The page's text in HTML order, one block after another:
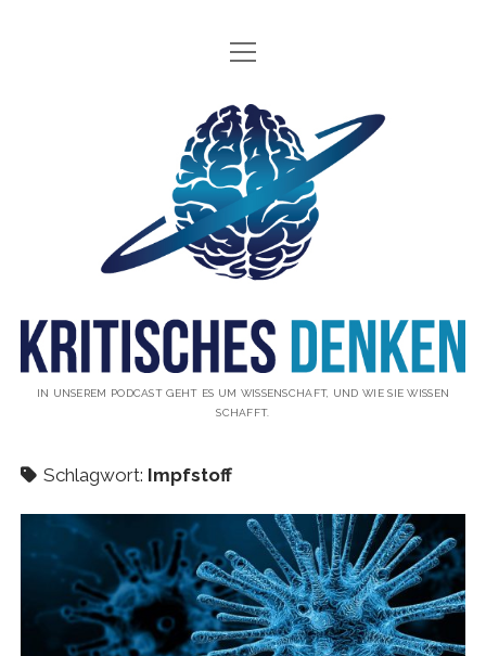
INFO
ÜBER UNS
WAS IST KRITISCHES DENKEN?
GÄSTE
THEMEN
UNTERSTÜTZUNG
KONTAKT
DAS BUCH ZUM PODCAST
facebook
linkedinyoutube
emailmastodon
patreonspotify
Menü
öffnen
Kritisches
Podcast
IN UNSEREM PODCAST GEHT ES UM WISSENSCHAFT, UND WIE SIE WISSEN
SCHAFFT.
Schlagwort: Impfstoff